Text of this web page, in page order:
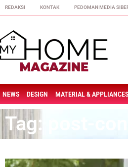
REDAKSI KONTAK PEDOMAN MEDIA
NEWS DESIGN MATERIAL & APPLIANCES
Tag: post-